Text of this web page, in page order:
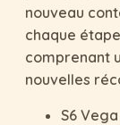
nouveau
chaque
comprenant
nouvelles
S6 Vega